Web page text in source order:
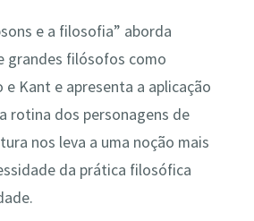
e a filosofia” aborda
grandes filósofos como
e Kant e apresenta a aplicação
rotina dos personagens de
nos leva a uma noção mais
da prática filosófica